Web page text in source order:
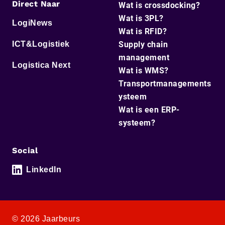
Direct Naar
LogiNews
ICT&Logistiek
Logistica Next
Wat is crossdocking?
Wat is 3PL?
Wat is RFID?
Supply chain
management
Wat is WMS?
Transportmanagements
ysteem
Wat is een ERP-
systeem?
Social
LinkedIn
© 2026 Jaarbeurs